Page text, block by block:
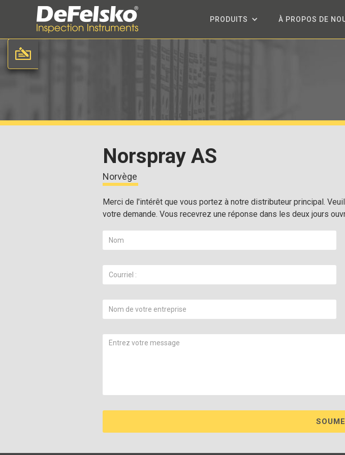
PRODUITS À PROPOS DE
Norspray AS
Norvège
Merci de l'intérêt que vous portez à notre distributeur principal.
votre demande. Vous recevrez une réponse dans les deux jours